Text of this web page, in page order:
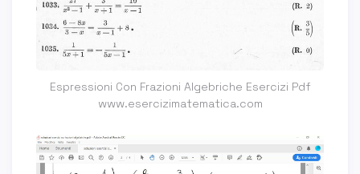
Espressioni Con Frazioni Algebriche Esercizi Pdf
www.esercizimatematica.com